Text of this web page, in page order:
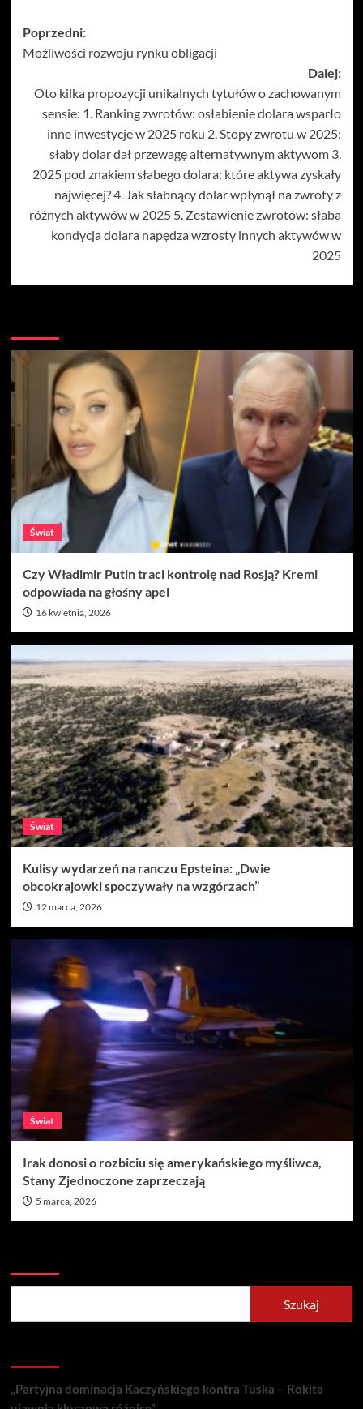
Zobacz
wpisy
Poprzedni:
Możliwości rozwoju rynku obligacji
Dalej:
Oto kilka propozycji unikalnych tytułów o zachowanym
sensie: 1. Ranking zwrotów: osłabienie dolara wsparło
inne inwestycje w 2025 roku 2. Stopy zwrotu w 2025:
słaby dolar dał przewagę alternatywnym aktywom 3.
2025 pod znakiem słabego dolara: które aktywa zyskały
najwięcej? 4. Jak słabnący dolar wpłynął na zwroty z
różnych aktywów w 2025 5. Zestawienie zwrotów: słaba
kondycja dolara napędza wzrosty innych aktywów w
2025
Świat
Czy Władimir Putin traci kontrolę nad Rosją? Kreml
odpowiada na głośny apel
16 kwietnia, 2026
Świat
Kulisy wydarzeń na ranczu Epsteina: „Dwie
obcokrajowki spoczywały na wzgórzach”
12 marca, 2026
Świat
Irak donosi o rozbiciu się amerykańskiego myśliwca,
Stany Zjednoczone zaprzeczają
5 marca, 2026
Szukaj
„Partyjna dominacja Kaczyńskiego kontra Tuska – Rokita